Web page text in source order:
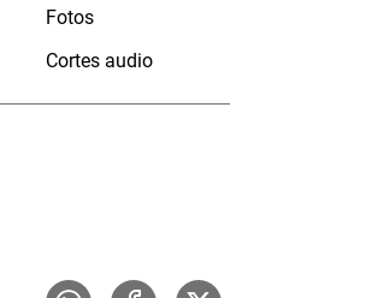
Fotos
Cortes audio